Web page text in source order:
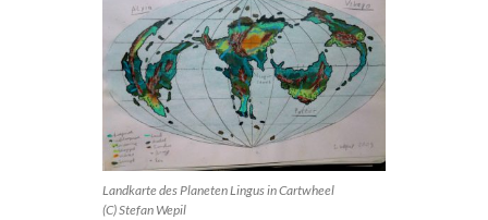
Landkarte des Planeten Lingus in Cartwheel
(C) Stefan Wepil